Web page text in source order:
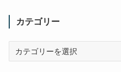
カテゴリー